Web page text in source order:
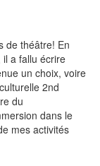
de théâtre! En
a fallu écrire
un choix, voire
2nd
du
dans le
mes activités